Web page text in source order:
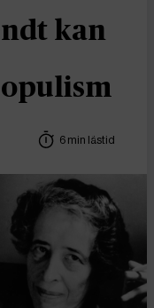
kan
6 min lästid